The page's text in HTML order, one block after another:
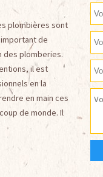
plombières sont
de
des plomberies.
il est
en la
en main ces
de monde. Il